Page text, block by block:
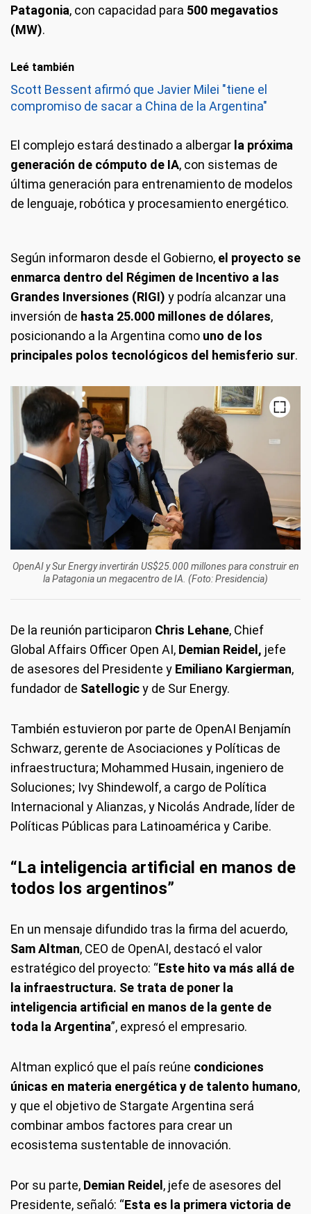
Patagonia, con capacidad para 500 megavatios
(MW).
Leé también
Scott Bessent afirmó que Javier Milei "tiene el
compromiso de sacar a China de la Argentina"
El complejo estará destinado a albergar la próxima
generación de cómputo de IA, con sistemas de
última generación para entrenamiento de modelos
de lenguaje, robótica y procesamiento energético.
Según informaron desde el Gobierno, el proyecto se
enmarca dentro del Régimen de Incentivo a las
Grandes Inversiones (RIGI) y podría alcanzar una
inversión de hasta 25.000 millones de dólares,
posicionando a la Argentina como uno de los
principales polos tecnológicos del hemisferio sur.
OpenAI y Sur Energy invertirán US$25.000 millones para construir en
la Patagonia un megacentro de IA. (Foto: Presidencia)
De la reunión participaron Chris Lehane, Chief
Global Affairs Officer Open AI, Demian Reidel, jefe
de asesores del Presidente y Emiliano Kargierman,
fundador de Satellogicy de Sur Energy.
También estuvieron por parte de OpenAI Benjamín
Schwarz, gerente de Asociaciones y Políticas de
infraestructura; Mohammed Husain, ingeniero de
Soluciones; Ivy Shindewolf, a cargo de Política
Internacional y Alianzas, y Nicolás Andrade, líder de
Políticas Públicas para Latinoamérica y Caribe.
“La inteligencia artificial en manos de
todos los argentinos”
En un mensaje difundido tras la firma del acuerdo,
Sam Altman, CEO de OpenAI, destacó el valor
estratégico del proyecto: “Este hito va más allá de
la infraestructura. Se trata de poner la
inteligencia artificial en manos de la gente de
toda la Argentina”, expresó el empresario.
Altman explicó que el país reúne condiciones
únicas en materia energética y de talento humano,
y que el objetivo de Stargate Argentina será
combinar ambos factores para crear un
ecosistema sustentable de innovación.
Por su parte, Demian Reidel , jefe de asesores del
Presidente, señaló: “Esta es la primera victoria de